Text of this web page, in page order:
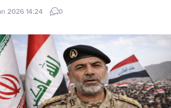
kaldırıp öptüler Kemerköprü
dün akşam saatlerinde Cumhuriyet Parkı
ipinin kopmasıyla yere düştü. Bu sırada parkta
yere...
2026 14:24 0